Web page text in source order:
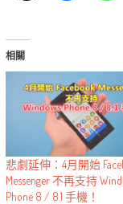
相關
悲劇延伸：4月開始
Messenger 不再支持
Phone 8 / 8.1 手機！